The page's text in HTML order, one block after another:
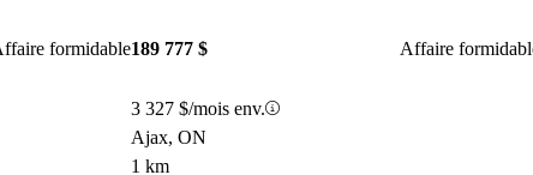
formidable189 777 $ Affaire
3 327 $/mois env.
Ajax, ON
1 km